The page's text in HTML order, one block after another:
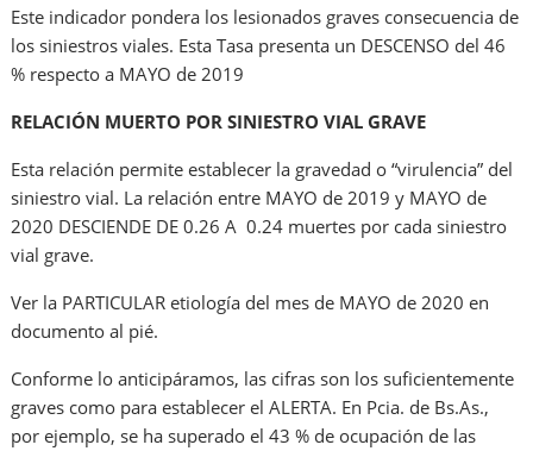
Este indicador pondera los lesionados graves consecuencia de
los siniestros viales. Esta Tasa presenta un DESCENSO del 46
% respecto a MAYO de 2019
RELACIÓN MUERTO POR SINIESTRO VIAL GRAVE
Esta relación permite establecer la gravedad o “virulencia” del
siniestro vial. La relación entre MAYO de 2019 y MAYO de
2020 DESCIENDE DE 0.26 A 0.24 muertes por cada siniestro
vial grave.
Ver la PARTICULAR etiología del mes de MAYO de 2020 en
documento al pié.
Conforme lo anticipáramos, las cifras son los suficientemente
graves como para establecer el ALERTA. En Pcia. de Bs.As.,
por ejemplo, se ha superado el 43 % de ocupación de las